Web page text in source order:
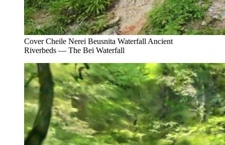
Cover Cheile Nerei Beusnita Waterfall Ancient
Riverbeds — The Bei Waterfall